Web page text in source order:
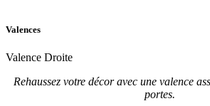
Valences
Valence Droite
Rehaussez votre décor avec une valence
portes.